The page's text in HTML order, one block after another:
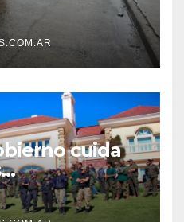
Francisco
cuida
que el
los